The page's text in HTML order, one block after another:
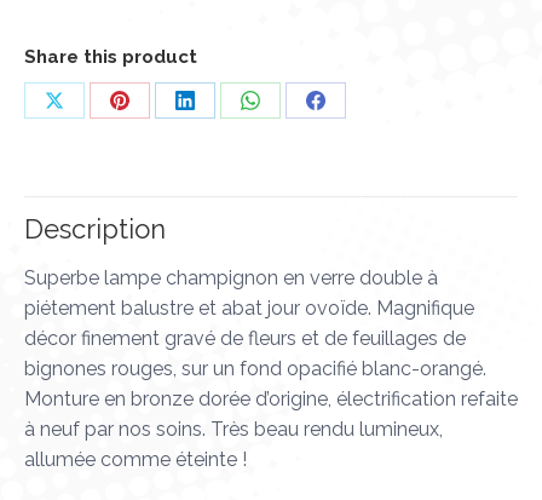
Share this product
PartagerPartagerPartagerPartagerPartager
Description
Superbe lampe champignon en verre double à
piétement balustre et abat jour ovoïde. Magnifique
décor finement gravé de fleurs et de feuillages de
bignones rouges, sur un fond opacifié blanc-orangé.
Monture en bronze dorée d’origine, électrification refaite
à neuf par nos soins. Très beau rendu lumineux,
allumée comme éteinte !